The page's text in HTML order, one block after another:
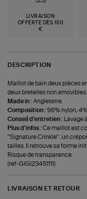
LIVRAISON
OFFERTE DÈS 150
€
DESCRIPTION
Maillot de bain deux pièces
deux bretelles non
Made in :Angleterre.
Composition : 96% nylon,
Conseil d'entretien :
Lavage
Plus d'infos :Ce maillot est
"Signature Crinkle" : un
tailles. Il retrouve sa forme
Risque de transparence.
(ref-GIGI23451111)
LIVRAISON ET RETOUR